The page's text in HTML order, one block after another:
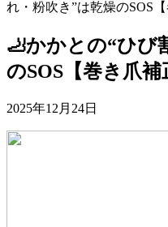
れ・粉吹き”は乾燥のSOS
🦶かかとの“ひび
のSOS【巻き爪補
2025年12月24日